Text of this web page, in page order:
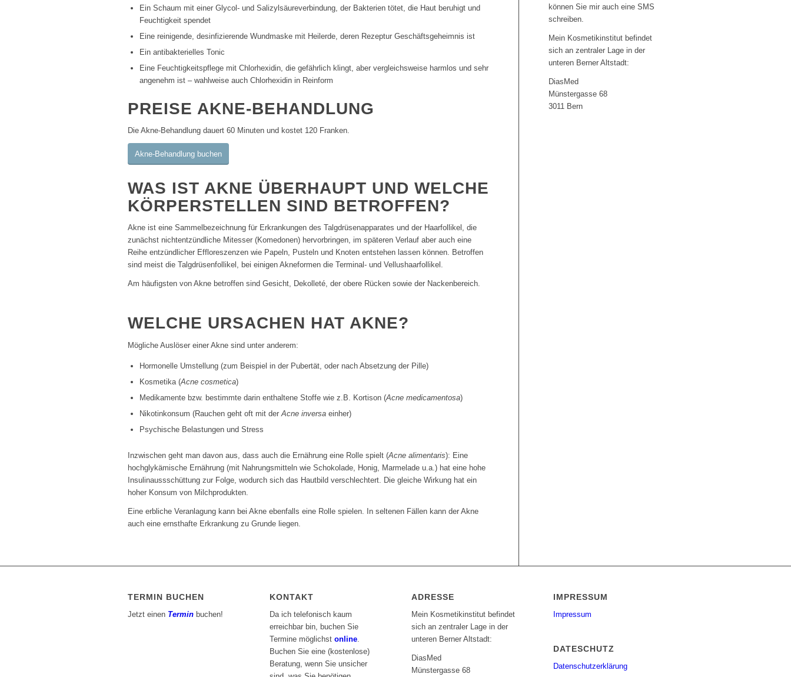
Ein Schaum mit einer Glycol- und Salizylsäureverbindung, der Bakterien tötet, die Haut beruhigt und
Feuchtigkeit spendet
Eine reinigende, desinfizierende Wundmaske mit Heilerde, deren Rezeptur Geschäftsgeheimnis ist
Ein antibakterielles Tonic
Eine Feuchtigkeitspflege mit Chlorhexidin, die gefährlich klingt, aber vergleichsweise harmlos und sehr
angenehm ist – wahlweise auch Chlorhexidin in Reinform
PREISE AKNE-BEHANDLUNG
Die Akne-Behandlung dauert 60 Minuten und kostet 120 Franken.
Akne-Behandlung buchen
WAS IST AKNE ÜBERHAUPT UND WELCHE
KÖRPERSTELLEN SIND BETROFFEN?
Akne ist eine Sammelbezeichnung für Erkrankungen des Talgdrüsenapparates und der Haarfollikel, die
zunächst nichtentzündliche Mitesser (Komedonen) hervorbringen, im späteren Verlauf aber auch eine
Reihe entzündlicher Effloreszenzen wie Papeln, Pusteln und Knoten entstehen lassen können. Betroffen
sind meist die Talgdrüsenfollikel, bei einigen Akneformen die Terminal- und Vellushaarfollikel.
Am häufigsten von Akne betroffen sind Gesicht, Dekolleté, der obere Rücken sowie der Nackenbereich.
WELCHE URSACHEN HAT AKNE?
Mögliche Auslöser einer Akne sind unter anderem:
Hormonelle Umstellung (zum Beispiel in der Pubertät, oder nach Absetzung der Pille)
Kosmetika (Acne cosmetica)
Medikamente bzw. bestimmte darin enthaltene Stoffe wie z.B. Kortison (Acne medicamentosa)
Nikotinkonsum (Rauchen geht oft mit der Acne inversa einher)
Psychische Belastungen und Stress
Inzwischen geht man davon aus, dass auch die Ernährung eine Rolle spielt (Acne alimentaris): Eine
hochglykämische Ernährung (mit Nahrungsmitteln wie Schokolade, Honig, Marmelade u.a.) hat eine hohe
Insulinaussschüttung zur Folge, wodurch sich das Hautbild verschlechtert. Die gleiche Wirkung hat ein
hoher Konsum von Milchprodukten.
Eine erbliche Veranlagung kann bei Akne ebenfalls eine Rolle spielen. In seltenen Fällen kann der Akne
auch eine ernsthafte Erkrankung zu Grunde liegen.
können Sie mir auch eine SMS
schreiben.
Mein Kosmetikinstitut befindet
sich an zentraler Lage in der
unteren Berner Altstadt:
DiasMed
Münstergasse 68
3011 Bern
TERMIN BUCHEN
Jetzt einen Termin buchen!
KONTAKT
Da ich telefonisch kaum
erreichbar bin, buchen Sie
Termine möglichst online
Buchen Sie eine (kostenlose)
Beratung, wenn Sie unsicher
ADRESSE
Mein Kosmetikinstitut befindet
sich an zentraler Lage in der
unteren Berner Altstadt:
DiasMed
Münstergasse 68
IMPRESSUM
Impressum
DATESCHUTZ
Datenschutzerklärung